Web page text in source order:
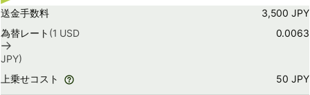
送金手数料
3,500 JPY
為替レート (1 USD
JPY)
0.0063
上乗せコスト 50 JPY